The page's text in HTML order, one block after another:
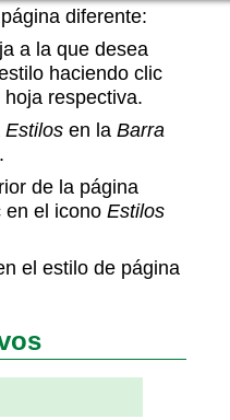
diferente:
a la que desea
haciendo clic
respectiva.
Estilos en la Barra
de la página
en el icono Estilos
el estilo de página